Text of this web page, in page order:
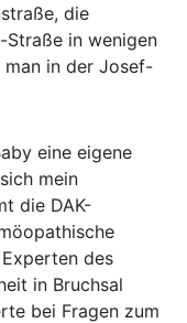
die
Straße in wenigen
in der Josef-
eine eigene
mein
die DAK-
des
in Bruchsal
bei Fragen zum